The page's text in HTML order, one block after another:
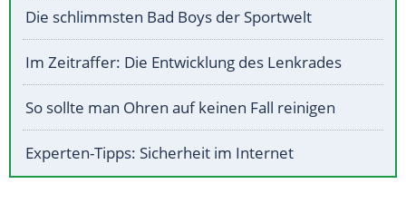
Die schlimmsten Bad Boys der Sportwelt
Im Zeitraffer: Die Entwicklung des Lenkrades
So sollte man Ohren auf keinen Fall reinigen
Experten-Tipps: Sicherheit im Internet